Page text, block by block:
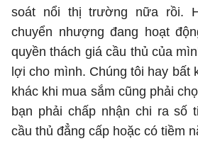
soát nổi thị trường nữa rồi.
chuyển nhượng đang hoạt
quyền thách giá cầu thủ của
lợi cho mình. Chúng tôi hay bất
khác khi mua sắm cũng phải
bạn phải chấp nhận chi ra số
cầu thủ đẳng cấp hoặc có tiềm